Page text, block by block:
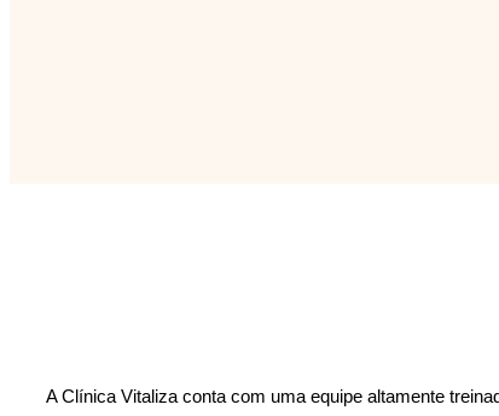
A Clínica Vitaliza conta com uma equipe altamente